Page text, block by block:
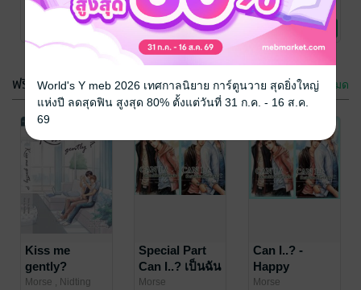
Lantis/ Morse
นิยายวาย Boy
Morse
นิยายวาย Boy
Love / Yaoi
2 Rating
..? เป็นฉันได้
ไหมที่ในหัวใจ
นั้น
Morse
นิยายวาย Boy
Love / Yaoi
2 Rating
More than
NON
Lantis / Morse
นิยายวาย Boy
Love / Yaoi
1 Rating
นิยายวาย Boy
Love / Yaoi
1 Rating
ฟรีกระจาย ดูทั้งหมด
Kiss me
gently?
Special
Morse , Nidting
Special Part
Can I..? เป็นฉัน
ได้ไหมในหัวใจ
Morse
Can I..? -
Happy
birthday
Morse
World's Y meb 2026 เทศกาลนิยาย การ์ตูนวาย สุดยิ่งใหญ่
แห่งปี ลดสุดฟิน สูงสุด 80% ตั้งแต่วันที่ 31 ก.ค. - 16 ส.ค.
69